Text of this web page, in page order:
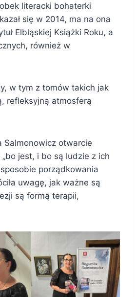
literacki bohaterki
się w 2014, ma na ona
Elbląskiej Książki Roku, a
również w
w tym z tomów takich jak
refleksyjną atmosferą
Salmonowicz otwarcie
jest, i bo są ludzie z ich
porządkowania
uwagę, jak ważne są
są formą terapii,